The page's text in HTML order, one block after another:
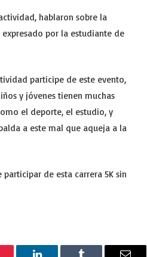
hablaron sobre la
por la estudiante de
participe de este evento,
y jóvenes tienen muchas
el deporte, el estudio, y
a este mal que aqueja a la
de esta carrera 5K sin